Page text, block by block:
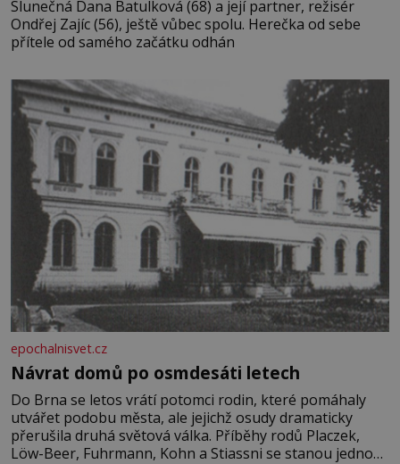
Slunečná Dana Batulková (68) a její partner, režisér
Ondřej Zajíc (56), ještě vůbec spolu. Herečka od sebe
přítele od samého začátku odhán
epochalnisvet.cz
Návrat domů po osmdesáti letech
Do Brna se letos vrátí potomci rodin, které pomáhaly
utvářet podobu města, ale jejichž osudy dramaticky
přerušila druhá světová válka. Příběhy rodů Placzek,
Löw-Beer, Fuhrmann, Kohn a Stiassni se stanou jednou